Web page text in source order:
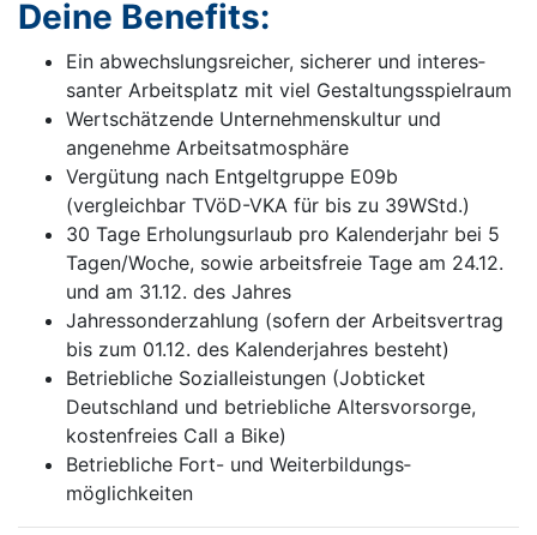
Deine Benefits:
Ein abwechslungsreicher, sicherer und interes­
santer Arbeitsplatz mit viel Gestaltungs­spielraum
Wertschätzende Unternehmenskultur und
angenehme Arbeitsatmosphäre
Vergütung nach Entgeltgruppe E09b
(vergleichbar TVöD-VKA für bis zu 39WStd.)
30 Tage Erholungsurlaub pro Kalenderjahr bei 5
Tagen/Woche, sowie arbeitsfreie Tage am 24.12.
und am 31.12. des Jahres
Jahressonderzahlung (sofern der Arbeitsvertrag
bis zum 01.12. des Kalenderjahres besteht)
Betriebliche Sozialleistungen (Jobticket
Deutschland und betriebliche Altersvorsorge,
kostenfreies Call a Bike)
Betriebliche Fort- und Weiterbildungs­
möglichkeiten